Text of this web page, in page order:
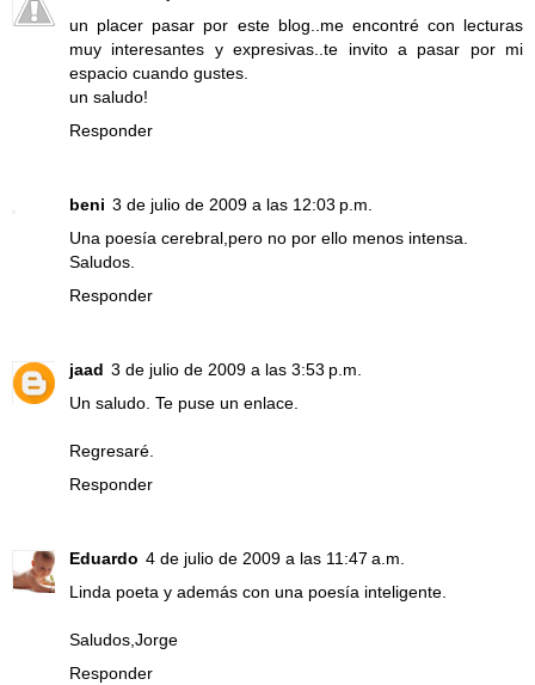
un placer pasar por este blog..me encontré con lecturas
muy interesantes y expresivas..te invito a pasar por mi
espacio cuando gustes.
un saludo!
Responder
beni 3 de julio de 2009 a las 12:03 p.m.
Una poesía cerebral,pero no por ello menos intensa.
Saludos.
Responder
jaad 3 de julio de 2009 a las 3:53 p.m.
Un saludo. Te puse un enlace.
Regresaré.
Responder
Eduardo 4 de julio de 2009 a las 11:47 a.m.
Linda poeta y además con una poesía inteligente.
Saludos,Jorge
Responder